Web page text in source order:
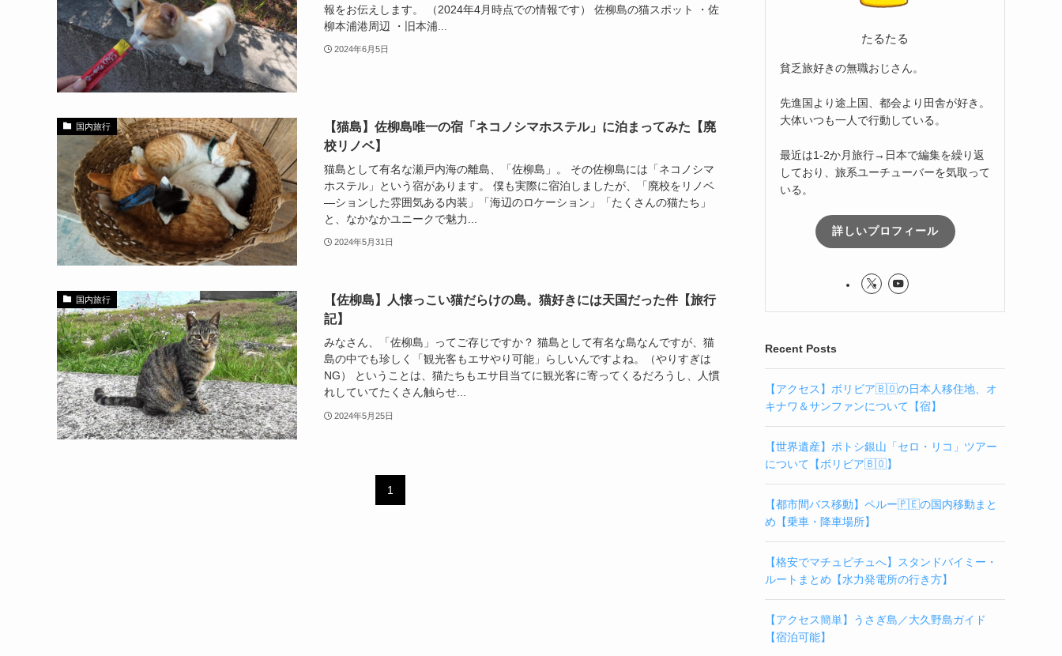
報をお伝えします。 （2024年4月時点での情報です） 佐柳島の猫スポット ・佐
柳本浦港周辺 ・旧本浦...
2024年6月5日
国内旅行
【猫島】佐柳島唯一の宿「ネコノシマホステル」に泊まってみた【廃
校リノベ】
猫島として有名な瀬戸内海の離島、「佐柳島」。 その佐柳島には「ネコノシマ
ホステル」という宿があります。 僕も実際に宿泊しましたが、「廃校をリノベ
―ションした雰囲気ある内装」「海辺のロケーション」「たくさんの猫たち」
と、なかなかユニークで魅力...
2024年5月31日
国内旅行
【佐柳島】人懐っこい猫だらけの島。猫好きには天国だった件【旅行
記】
みなさん、「佐柳島」ってご存じですか？ 猫島として有名な島なんですが、猫
島の中でも珍しく「観光客もエサやり可能」らしいんですよね。（やりすぎは
NG） ということは、猫たちもエサ目当てに観光客に寄ってくるだろうし、人慣
れしていてたくさん触らせ...
2024年5月25日
1
たるたる
貧乏旅好きの無職おじさん。
先進国より途上国、都会より田舎が好き。
大体いつも一人で行動している。
最近は1-2か月旅行→日本で編集を繰り返
しており、旅系ユーチューバーを気取って
いる。
詳しいプロフィール
Recent Posts
【アクセス】ボリビア🇧🇴の日本人移住地、オ
キナワ＆サンファンについて【宿】
【世界遺産】ポトシ銀山「セロ・リコ」ツアー
について【ボリビア🇧🇴】
【都市間バス移動】ペルー🇵🇪の国内移動まと
め【乗車・降車場所】
【格安でマチュピチュへ】スタンドバイミー・
ルートまとめ【水力発電所の行き方】
【アクセス簡単】うさぎ島／大久野島ガイド
【宿泊可能】